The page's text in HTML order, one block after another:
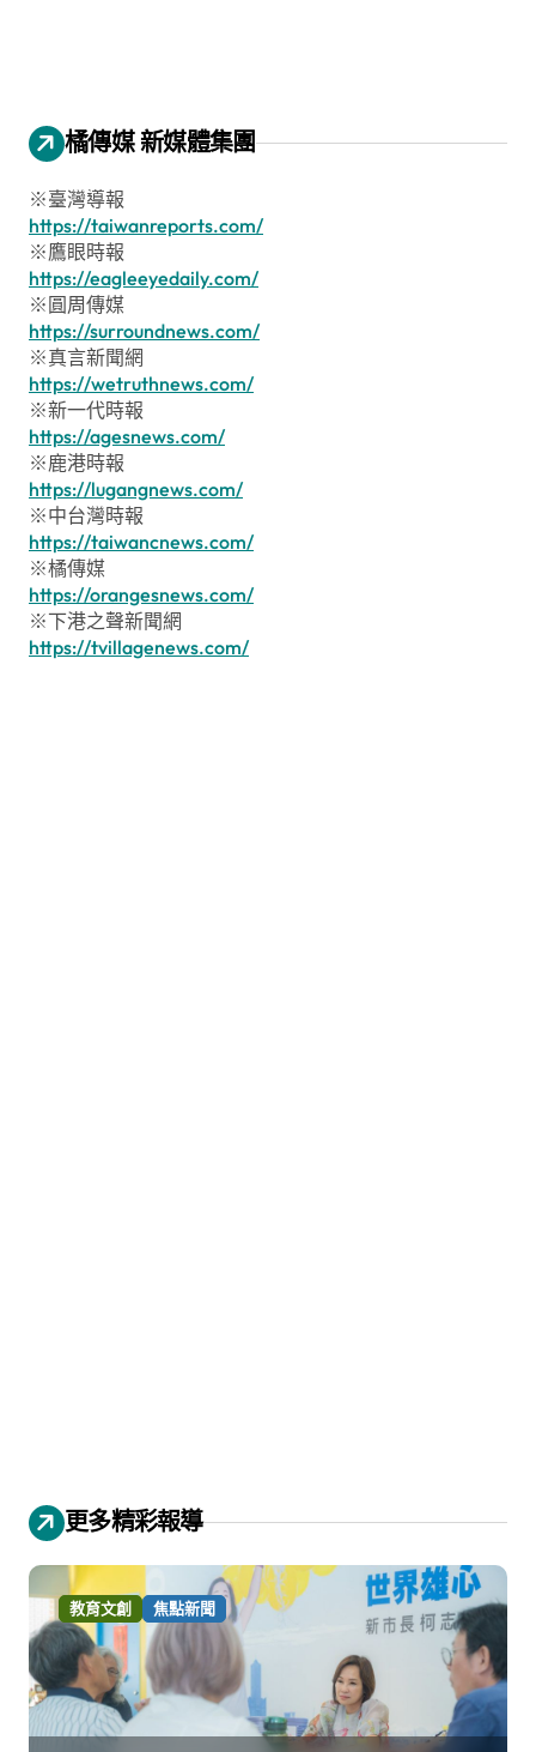
橘傳媒 新媒體集團
※臺灣導報
https://taiwanreports.com/
※鷹眼時報
https://eagleeyedaily.com/
※圓周傳媒
https://surroundnews.com/
※真言新聞網
https://wetruthnews.com/
※新一代時報
https://agesnews.com/
※鹿港時報
https://lugangnews.com/
※中台灣時報
https://taiwancnews.com/
※橘傳媒
https://orangesnews.com/
※下港之聲新聞網
https://tvillagenews.com/
更多精彩報導
教育文創 焦點新聞